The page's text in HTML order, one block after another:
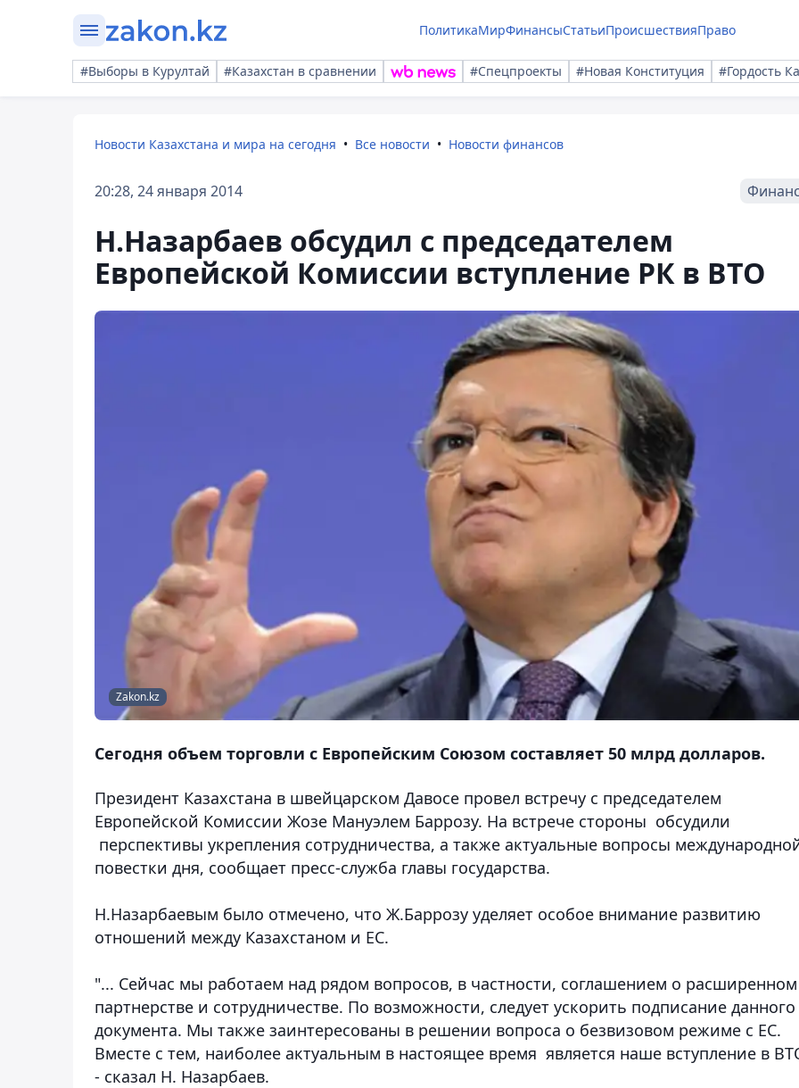
ПолитикаМирФинансыСтатьиПроисшествияПраво
#Выборы в Курултай #Казахстан в сравнении #Спецпроекты #Новая Конституция #Гордость
Новости Казахстана и мира на сегодня Все новости Новости финансов
20:28, 24 января 2014
Н.Назарбаев обсудил с председателем
Европейской Комиссии вступление РК в ВТО
Zakon.kz
Сегодня объем торговли с Европейским Союзом составляет 50 млрд долларов.
Президент Казахстана в швейцарском Давосе провел встречу с председателем
Европейской Комиссии Жозе Мануэлем Баррозу. На встрече стороны обсудили
перспективы укрепления сотрудничества, а также актуальные вопросы
повестки дня, сообщает пресс-служба главы государства.
Н.Назарбаевым было отмечено, что Ж.Баррозу уделяет особое внимание развитию
отношений между Казахстаном и ЕС.
"... Сейчас мы работаем над рядом вопросов, в частности, соглашением о расширенном
партнерстве и сотрудничестве. По возможности, следует ускорить подписание данного
документа. Мы также заинтересованы в решении вопроса о безвизовом режиме с ЕС.
Вместе с тем, наиболее актуальным в настоящее время является наше вступление в
- сказал Н. Назарбаев.